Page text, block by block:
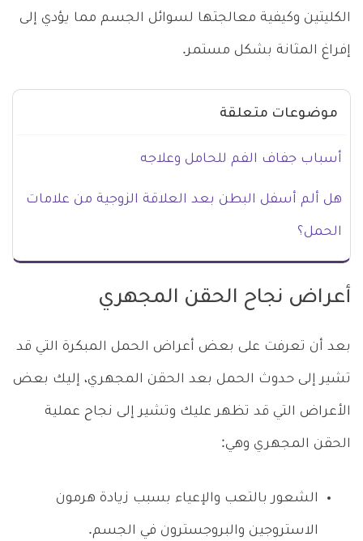
الكليتين وكيفية معالجتها لسوائل الجسم مما يؤدي إلى
إفراغ المثانة بشكل مستمر.
موضوعات متعلقة
أسباب جفاف الفم للحامل وعلاجه
هل ألم أسفل البطن بعد العلاقة الزوجية من علامات
الحمل؟
أعراض نجاح الحقن المجهري
بعد أن تعرفت على بعض أعراض الحمل المبكرة التي قد
تشير إلى حدوث الحمل بعد الحقن المجهري، إليك بعض
الأعراض التي قد تظهر عليك وتشير إلى نجاح عملية
الحقن المجهري وهي:
الشعور بالتعب والإعياء بسبب زيادة هرمون
الاستروجين والبروجسترون في الجسم.